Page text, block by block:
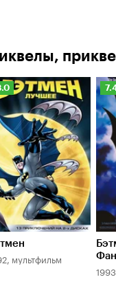
мультфильм
7.4